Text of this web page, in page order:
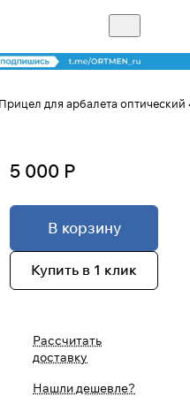
Прицел для арбалета
5 000 Р
В корзину
Купить в 1 клик
Рассчитать
доставку
Нашли дешевле?